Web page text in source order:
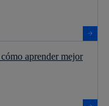
aprender mejor